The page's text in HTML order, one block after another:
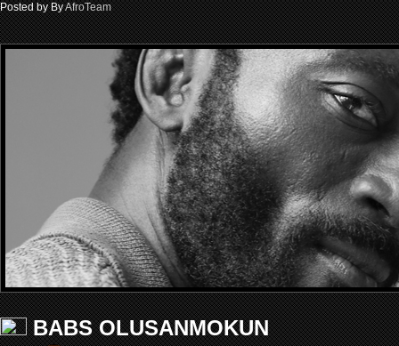
Posted by ByAfroTeam
BABS OLUSANMOKUN